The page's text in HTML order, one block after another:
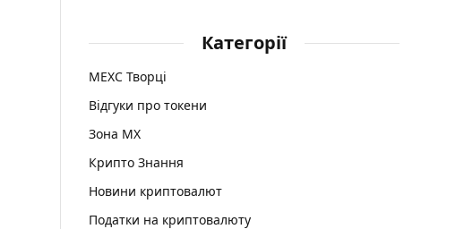
Категорії
MEXC Творці
Відгуки про токени
Зона MX
Крипто Знання
Новини криптовалют
Податки на криптовалюту